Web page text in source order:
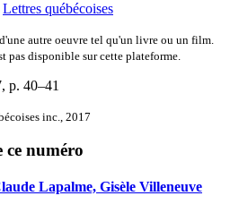
Lettres québécoises
autre oeuvre tel qu'un livre ou un film.
disponible sur cette plateforme.
, p. 40–41
inc., 2017
ce numéro
Lapalme, Gisèle Villeneuve